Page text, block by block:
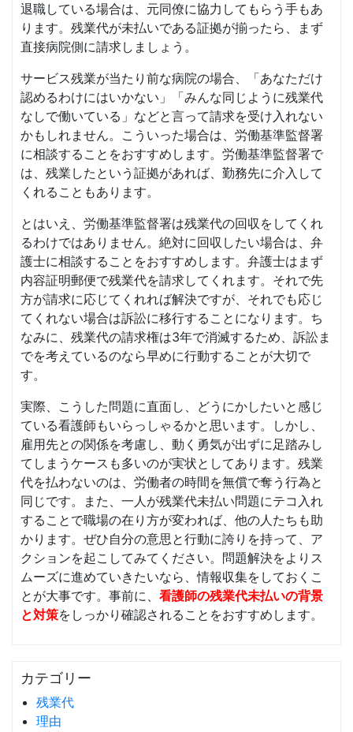
退職している場合は、元同僚に協力してもらう手もあ
ります。残業代が未払いである証拠が揃ったら、まず
直接病院側に請求しましょう。
サービス残業が当たり前な病院の場合、「あなただけ
認めるわけにはいかない」「みんな同じように残業代
なしで働いている」などと言って請求を受け入れない
かもしれません。こういった場合は、労働基準監督署
に相談することをおすすめします。労働基準監督署で
は、残業したという証拠があれば、勤務先に介入して
くれることもあります。
とはいえ、労働基準監督署は残業代の回収をしてくれ
るわけではありません。絶対に回収したい場合は、弁
護士に相談することをおすすめします。弁護士はまず
内容証明郵便で残業代を請求してくれます。それで先
方が請求に応じてくれれば解決ですが、それでも応じ
てくれない場合は訴訟に移行することになります。ち
なみに、残業代の請求権は3年で消滅するため、訴訟ま
でを考えているのなら早めに行動することが大切で
す。
実際、こうした問題に直面し、どうにかしたいと感じ
ている看護師もいらっしゃるかと思います。しかし、
雇用先との関係を考慮し、動く勇気が出ずに足踏みし
てしまうケースも多いのが実状としてあります。残業
代を払わないのは、労働者の時間を無償で奪う行為と
同じです。また、一人が残業代未払い問題にテコ入れ
することで職場の在り方が変われば、他の人たちも助
かります。ぜひ自分の意思と行動に誇りを持って、ア
クションを起こしてみてください。問題解決をよりス
ムーズに進めていきたいなら、情報収集をしておくこ
とが大事です。事前に、 看護師の残業代未払いの背景
と対策をしっかり確認されることをおすすめします。
カテゴリー
残業代
理由